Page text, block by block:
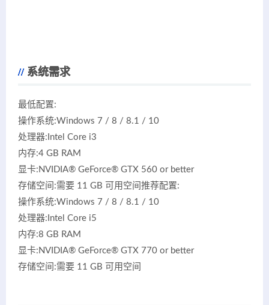
系统需求
最低配置:
操作系统:Windows 7 / 8 / 8.1 / 10
处理器:Intel Core i3
内存:4 GB RAM
显卡:NVIDIA® GeForce® GTX 560 or better
存储空间:需要 11 GB 可用空间推荐配置:
操作系统:Windows 7 / 8 / 8.1 / 10
处理器:Intel Core i5
内存:8 GB RAM
显卡:NVIDIA® GeForce® GTX 770 or better
存储空间:需要 11 GB 可用空间